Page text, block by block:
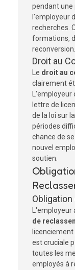
pendant une
l'employeur
recherches.
formations,
reconversion.
Droit au
Le droit au
clairement
lettre de
de la loi sur
périodes
chance de
nouvel
soutien.
de
est cruciale
toutes les
employés à